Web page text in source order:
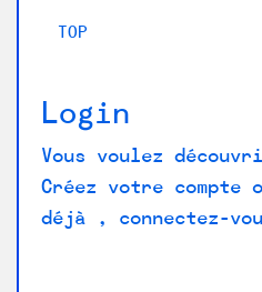
TOP
Login
Vous voulez
Créez votre
déjà , connectez-